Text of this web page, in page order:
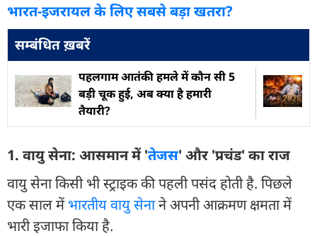
भारत-इजरायल के लिए सबसे बड़ा खतरा?
सम्बंधित ख़बरें
पहलगाम आतंकी हमले में कौन सी 5
बड़ी चूक हुई, अब क्या है हमारी
तैयारी?
1. वायु सेना: आसमान में 'तेजस' और 'प्रचंड' का राज
वायु सेना किसी भी स्ट्राइक की पहली पसंद होती है. पिछले
एक साल मेंभारतीय वायु सेनाने अपनी आक्रमण क्षमता में
भारी इजाफा किया है.